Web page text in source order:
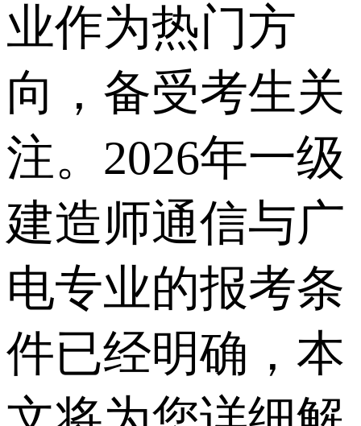
业作为热门方
向，备受考生关
注。2026年一级
建造师通信与广
电专业的报考条
件已经明确，本